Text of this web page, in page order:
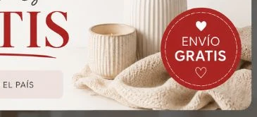
Antorcha de bambu natural
No incluye liquido inflamable